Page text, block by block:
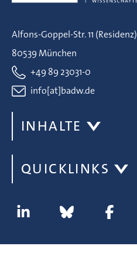
Alfons-Goppel-Str. 11 (Residenz)
80539 München
+49 89 23031-0
info[at]badw.de
INHALTE
QUICKLINKS